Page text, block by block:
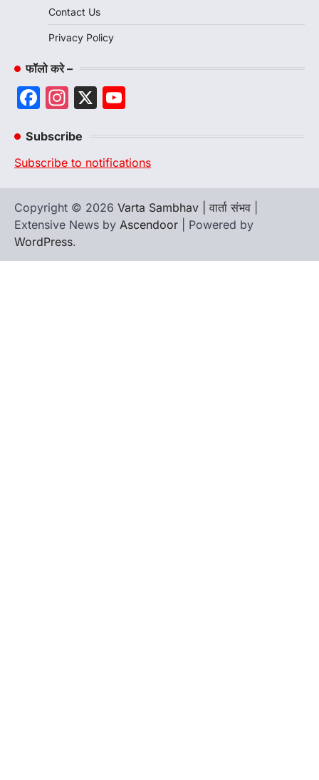
Contact Us
Privacy Policy
फॉलो करे –
Facebook
Instagram
X
Subscribe
Subscribe to notifications
Copyright © 2026 Varta Sambhav | वार्ता संभव
Extensive News by Ascendoor | Powered by
WordPress.